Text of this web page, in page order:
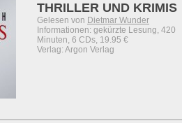
THRILLER UND KRIMIS
Gelesen von Dietmar Wunder
Informationen: gekürzte Lesung, 420
Minuten, 6 CDs, 19.95 €
Verlag: Argon Verlag